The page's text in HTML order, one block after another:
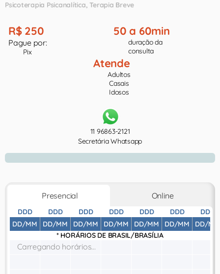
Psicoterapia Psicanalítica Terapia Breve
R$ 250
Pague por:
Pix
50 a 60min
duração da
consulta
Atende
Adultos
Casais
Idosos
11 96863-2121
Secretária Whatsapp
Presencial Online
DDD
DD/MM
DDD
DD/MM
DDD
DD/MM
DDD
DD/MM
DDD
DD/MM
DDD
DD/MM
DDD
DD/MM
* HORÁRIOS DE BRASIL/BRASÍLIA
Carregando horários...